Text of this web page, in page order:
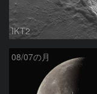
IKT2
08/07の月